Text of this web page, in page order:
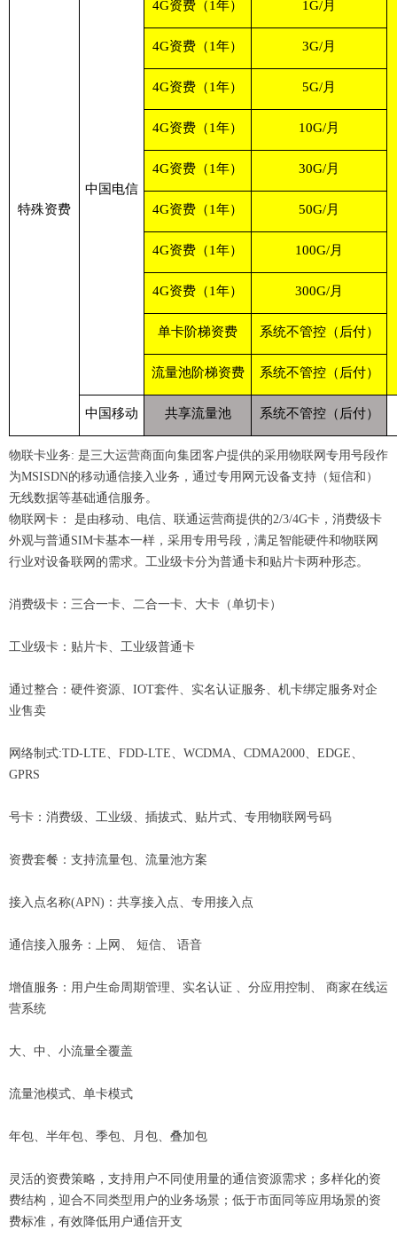
特殊资费
中国电信
4G资费（1年） 1G/月
4G资费（1年） 3G/月
4G资费（1年） 5G/月
4G资费（1年） 10G/月
4G资费（1年） 30G/月
4G资费（1年） 50G/月
4G资费（1年） 100G/月
4G资费（1年） 300G/月
单卡阶梯资费 系统不管控（后付）
流量池阶梯资费 系统不管控（后付）
中国移动 共享流量池 系统不管控（后付）
物联卡业务: 是三大运营商面向集团客户提供的采用物联网专用号段作
为MSISDN的移动通信接入业务，通过专用网元设备支持（短信和）
无线数据等基础通信服务。
物联网卡： 是由移动、电信、联通运营商提供的2/3/4G卡，消费级卡
外观与普通SIM卡基本一样，采用专用号段，满足智能硬件和物联网
行业对设备联网的需求。工业级卡分为普通卡和贴片卡两种形态。
消费级卡：三合一卡、二合一卡、大卡（单切卡）
工业级卡：贴片卡、工业级普通卡
通过整合：硬件资源、IOT套件、实名认证服务、机卡绑定服务对企
业售卖
网络制式:TD-LTE、FDD-LTE、WCDMA、CDMA2000、EDGE、
GPRS
号卡：消费级、工业级、插拔式、贴片式、专用物联网号码
资费套餐：支持流量包、流量池方案
接入点名称(APN)：共享接入点、专用接入点
通信接入服务：上网、 短信、 语音
增值服务：用户生命周期管理、实名认证 、分应用控制、 商家在线运
营系统
大、中、小流量全覆盖
流量池模式、单卡模式
年包、半年包、季包、月包、叠加包
灵活的资费策略，支持用户不同使用量的通信资源需求；多样化的资
费结构，迎合不同类型用户的业务场景；低于市面同等应用场景的资
费标准，有效降低用户通信开支